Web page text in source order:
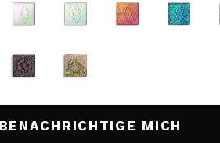
BENACHRICHTIGE MICH